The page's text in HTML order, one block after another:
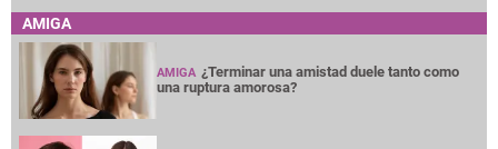
AMIGA
AMIGA ¿Terminar una amistad duele tanto como
una ruptura amorosa?